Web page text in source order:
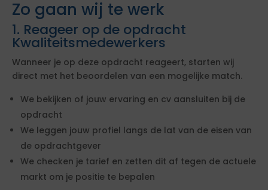
Zo gaan wij te werk
1. Reageer op de opdracht
Kwaliteitsmedewerkers
Wanneer je op deze opdracht reageert, starten wij
direct met het beoordelen van een mogelijke match.
We bekijken of jouw ervaring en cv aansluiten bij de
opdracht
We leggen jouw profiel langs de lat van de eisen van
de opdrachtgever
We checken je tarief en zetten dit af tegen de actuele
markt om je positie te bepalen